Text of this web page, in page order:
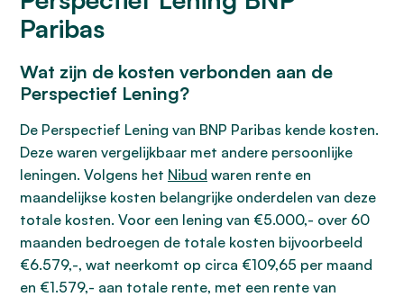
Paribas
Wat zijn de kosten verbonden aan de
Perspectief Lening?
De Perspectief Lening van BNP Paribas kende kosten.
Deze waren vergelijkbaar met andere persoonlijke
leningen. Volgens het Nibud waren rente en
maandelijkse kosten belangrijke onderdelen van deze
totale kosten. Voor een lening van €5.000,- over 60
maanden bedroegen de totale kosten bijvoorbeeld
€6.579,-, wat neerkomt op circa €109,65 per maand
en €1.579,- aan totale rente, met een rente van